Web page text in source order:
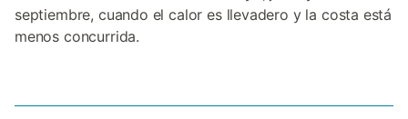
septiembre, cuando el calor es llevadero y la costa está
menos concurrida.